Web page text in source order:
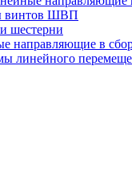
винтов ШВП
шестерни
направляющие в
линейного